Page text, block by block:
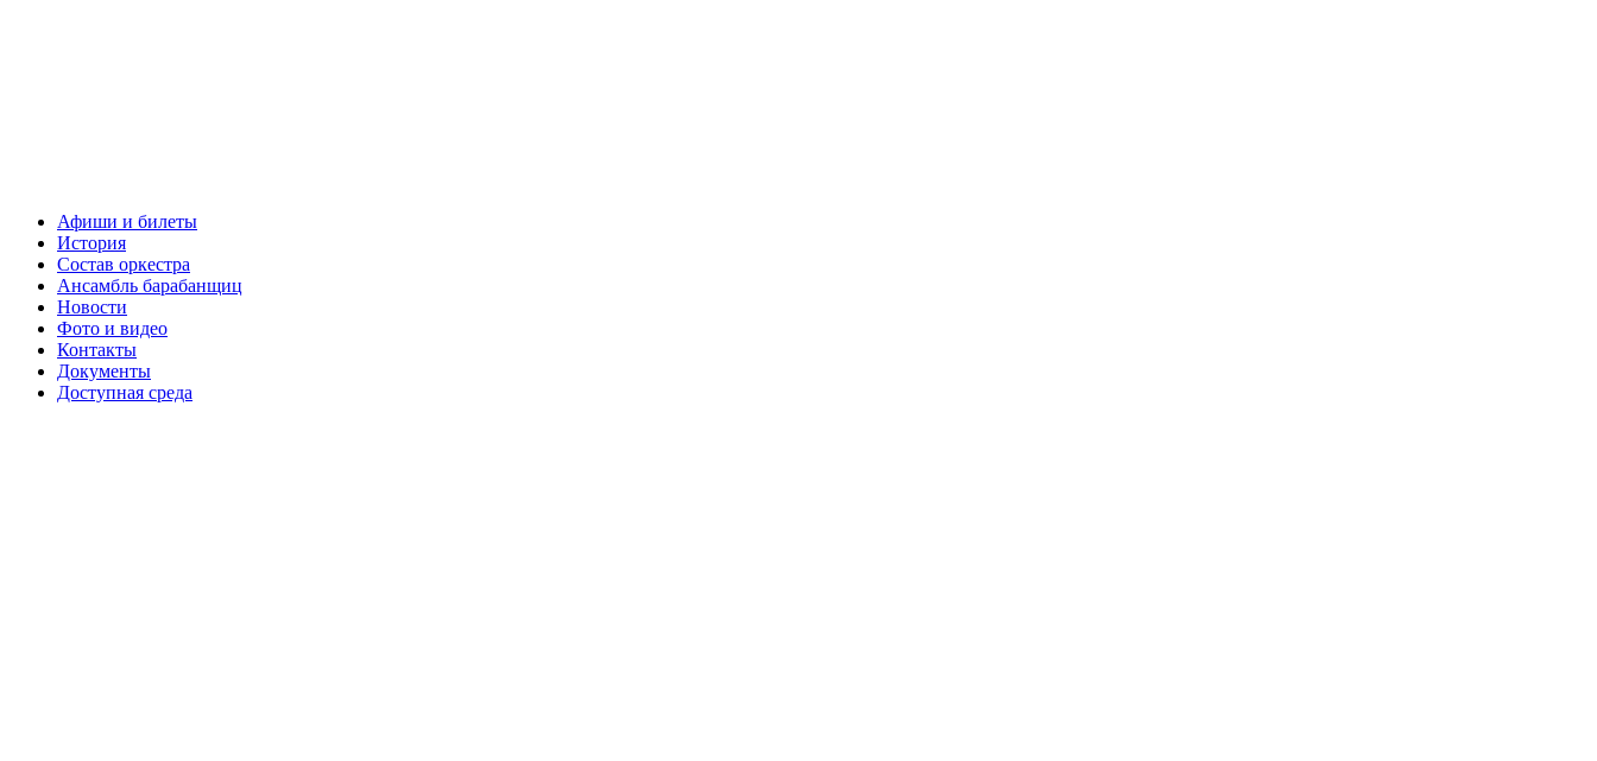
Афиши и билеты
История
Состав оркестра
Ансамбль барабанщиц
Новости
Фото и видео
Контакты
Документы
Доступная среда